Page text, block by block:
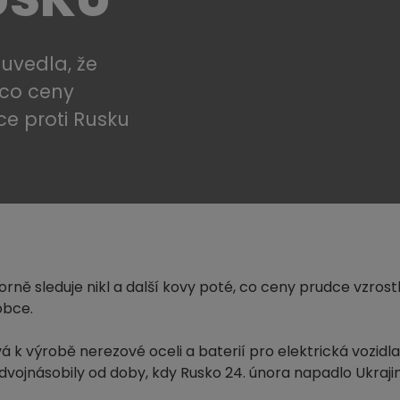
že
ceny
proti Rusku
sleduje nikl a další kovy poté, co ceny prudce
k výrobě nerezové oceli a baterií pro elektrická
od doby, kdy Rusko 24. února napadlo